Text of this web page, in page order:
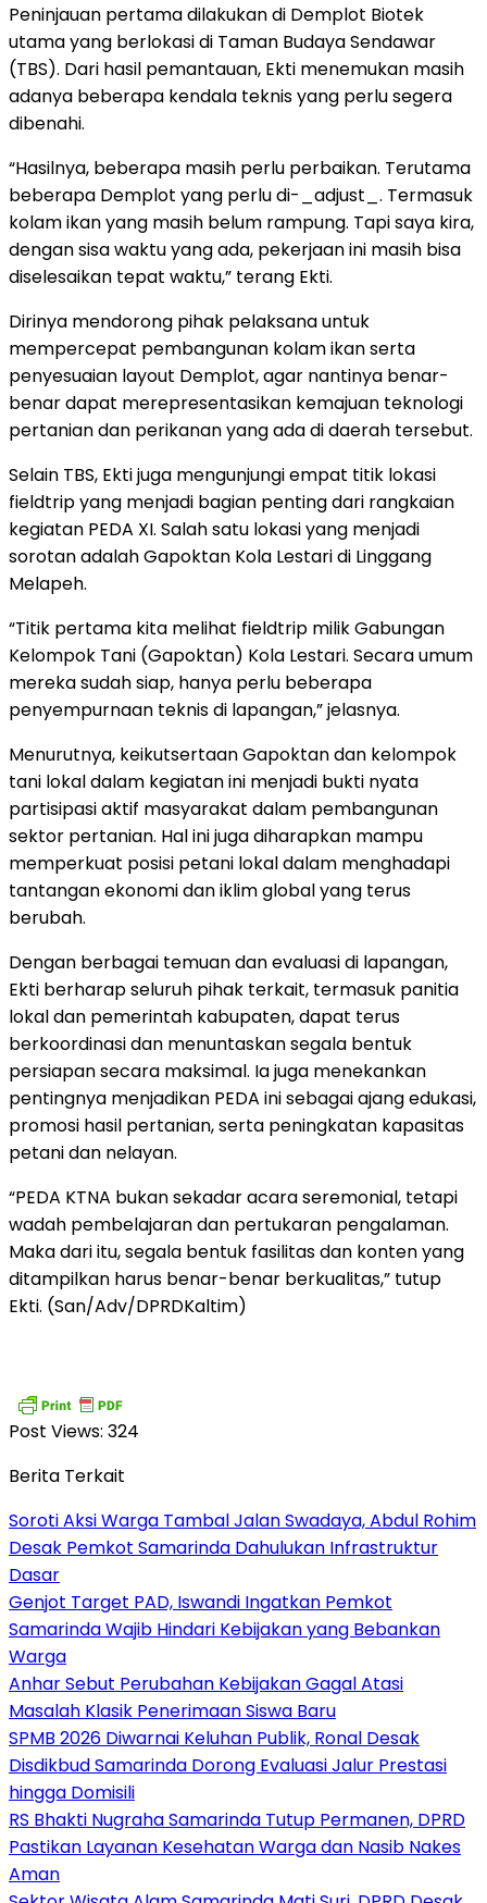
Peninjauan pertama dilakukan di Demplot Biotek
utama yang berlokasi di Taman Budaya Sendawar
(TBS). Dari hasil pemantauan, Ekti menemukan masih
adanya beberapa kendala teknis yang perlu segera
dibenahi.
“Hasilnya, beberapa masih perlu perbaikan. Terutama
beberapa Demplot yang perlu di-_adjust_. Termasuk
kolam ikan yang masih belum rampung. Tapi saya kira,
dengan sisa waktu yang ada, pekerjaan ini masih bisa
diselesaikan tepat waktu,” terang Ekti.
Dirinya mendorong pihak pelaksana untuk
mempercepat pembangunan kolam ikan serta
penyesuaian layout Demplot, agar nantinya benar-
benar dapat merepresentasikan kemajuan teknologi
pertanian dan perikanan yang ada di daerah tersebut.
Selain TBS, Ekti juga mengunjungi empat titik lokasi
fieldtrip yang menjadi bagian penting dari rangkaian
kegiatan PEDA XI. Salah satu lokasi yang menjadi
sorotan adalah Gapoktan Kola Lestari di Linggang
Melapeh.
“Titik pertama kita melihat fieldtrip milik Gabungan
Kelompok Tani (Gapoktan) Kola Lestari. Secara umum
mereka sudah siap, hanya perlu beberapa
penyempurnaan teknis di lapangan,” jelasnya.
Menurutnya, keikutsertaan Gapoktan dan kelompok
tani lokal dalam kegiatan ini menjadi bukti nyata
partisipasi aktif masyarakat dalam pembangunan
sektor pertanian. Hal ini juga diharapkan mampu
memperkuat posisi petani lokal dalam menghadapi
tantangan ekonomi dan iklim global yang terus
berubah.
Dengan berbagai temuan dan evaluasi di lapangan,
Ekti berharap seluruh pihak terkait, termasuk panitia
lokal dan pemerintah kabupaten, dapat terus
berkoordinasi dan menuntaskan segala bentuk
persiapan secara maksimal. Ia juga menekankan
pentingnya menjadikan PEDA ini sebagai ajang edukasi,
promosi hasil pertanian, serta peningkatan kapasitas
petani dan nelayan.
“PEDA KTNA bukan sekadar acara seremonial, tetapi
wadah pembelajaran dan pertukaran pengalaman.
Maka dari itu, segala bentuk fasilitas dan konten yang
ditampilkan harus benar-benar berkualitas,” tutup
Ekti. (San/Adv/DPRDKaltim)
Post Views: 324
Berita Terkait
Soroti Aksi Warga Tambal Jalan Swadaya, Abdul Rohim
Desak Pemkot Samarinda Dahulukan Infrastruktur
Dasar
Genjot Target PAD, Iswandi Ingatkan Pemkot
Samarinda Wajib Hindari Kebijakan yang Bebankan
Warga
Anhar Sebut Perubahan Kebijakan Gagal Atasi
Masalah Klasik Penerimaan Siswa Baru
SPMB 2026 Diwarnai Keluhan Publik, Ronal Desak
Disdikbud Samarinda Dorong Evaluasi Jalur Prestasi
hingga Domisili
RS Bhakti Nugraha Samarinda Tutup Permanen, DPRD
Pastikan Layanan Kesehatan Warga dan Nasib Nakes
Aman